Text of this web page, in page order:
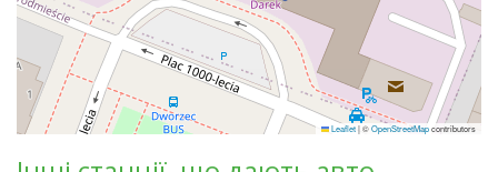
Leaflet|©OpenStreetMapcontributors